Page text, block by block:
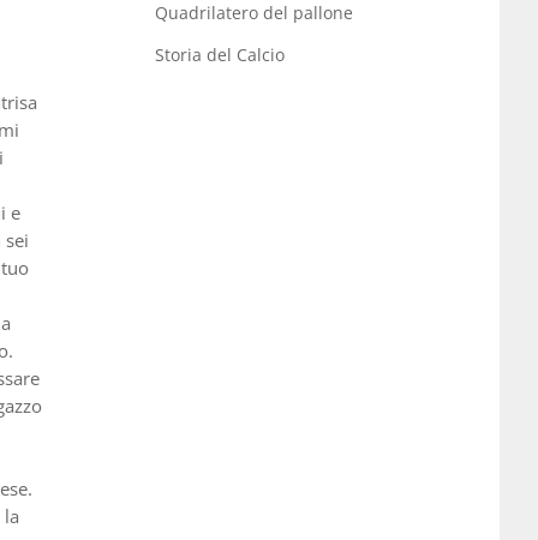
e
Quadrilatero del pallone
Storia del Calcio